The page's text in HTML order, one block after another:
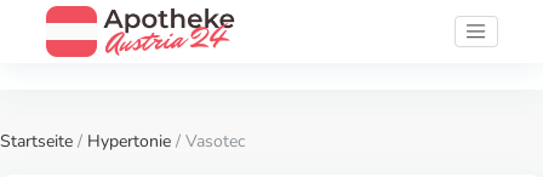
Startseite / Hypertonie / Vasotec